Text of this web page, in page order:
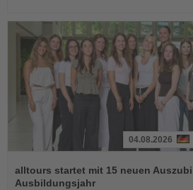
Sie
die
04.08.2026
alltours startet mit 15 neuen
Ausbildungsjahr